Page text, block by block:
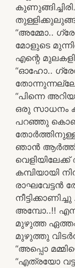
“അമ്മോ..
മോളുടെ
എന്റെ
“ഓഹോ..
“പിന്നെ
ഒരു സാധനം
പറഞ്ഞു
ഞാൻ
കമ്പിയായി
രാഘവേട്ടൻ
നീട്ടിക്കാണിച്ചു
അമ്പോ..!!
മുഴുത്ത
മുഴുത്തു
“അപ്പൊ
“എത്രയോ